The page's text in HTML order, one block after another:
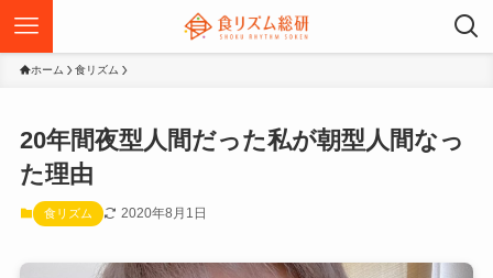
ホーム 食リズム
20年間夜型人間だった私が朝型人間なっ
た理由
食リズム 2020年8月1日